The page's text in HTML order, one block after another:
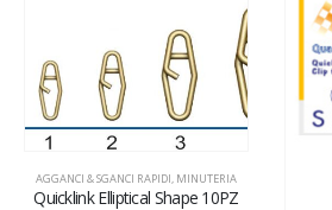
AGGANCI & SGANCI RAPIDI, MINUTERIA
Quicklink Elliptical Shape 10PZ